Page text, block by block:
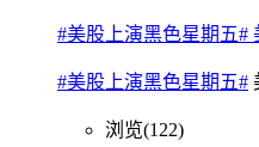
#美股上演黑色星期五#
#美股上演黑色星期五#
浏览(122)